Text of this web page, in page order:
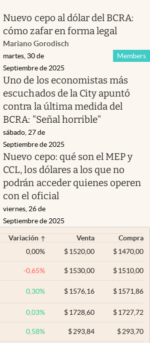
Nuevo cepo al dólar del BCRA:
cómo zafar en forma legal
Mariano Gorodisch
Members
martes, 30 de
Septiembre de 2025
Uno de los economistas más
escuchados de la City apuntó
contra la última medida del
BCRA: "Señal horrible"
sábado, 27 de
Septiembre de 2025
Nuevo cepo: qué son el MEP y
CCL, los dólares a los que no
podrán acceder quienes operen
con el oficial
viernes, 26 de
Septiembre de 2025
Variación Venta
Compra
0,00% $ 1520,00 $1470,00
-0,65% $ 1530,00 $1510,00
0,30% $ 1576,16 $1571,86
0,03% $ 1728,60 $1727,72
0,58% $ 293,84 $293,70